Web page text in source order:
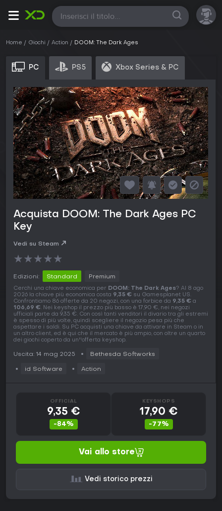
Tutte
Home Giochi Action DOOM: The Dark Ages
PC PS5 Xbox Series & PC
Acquista DOOM: The Dark Ages PC
Key
Vedi su Steam
★★★★★
Edizioni: Standard Premium
Cerchi una chiave economica per DOOM: The Dark Ages? Al 8 ago
2026 la chiave più economica costa 9,35 € su Gamesplanet US.
Confrontiamo 86 offerte da 20 negozi, con una forbice da 9,35 € a
106,69 €. Nei keyshop il prezzo più basso è 17,90 €, nei negozi
ufficiali parte da 9,35 €. Con così tanti venditori il divario tra gli estremi
è spesso di più volte, quindi scegliere il negozio pesa più che
aspettare i saldi. Su PC acquisti una chiave da attivare in Steam o in
un altro client, ed è qui che il mercato è più ampio, con oltre un quarto
dei giochi coperto da un''offerta keyshop.
Uscita: 14 mag 2025 Bethesda Softworks
id Software Action
OFFICIAL
9,35 €
-84%
KEYSHOPS
17,90 €
-77%
Vai allo store
Vedi storico prezzi